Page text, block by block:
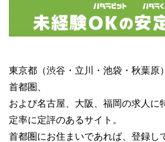
東京都（渋谷・立川・池袋・秋葉原
首都圏、
および名古屋、大阪、福岡の求人に
定率に定評のあるサイト。
首都圏にお住まいであれば、登録し